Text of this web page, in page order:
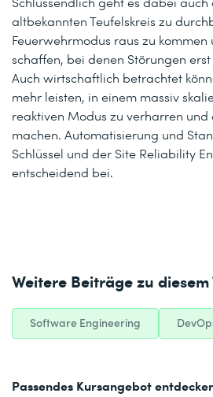
altbekannten Teufelskreis zu
Feuerwehrmodus raus zu kommen
schaffen, bei denen Störungen
Auch wirtschaftlich betrachtet
mehr leisten, in einem massiv
reaktiven Modus zu verharren und
machen. Automatisierung und
Schlüssel und der Site Reliability
entscheidend bei.
Weitere Beiträge zu
Software Engineering
Passendes Kursangebot